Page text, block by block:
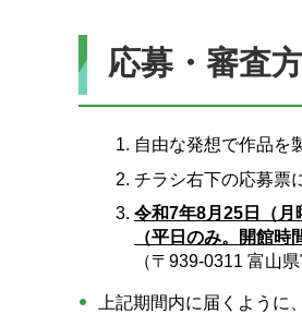
応募・審査
自由な発想で作品を
チラシ右下の応募票
令和7年8月25日（月
（平日のみ。開館時
（〒939-0311 富山
上記期間内に届くように